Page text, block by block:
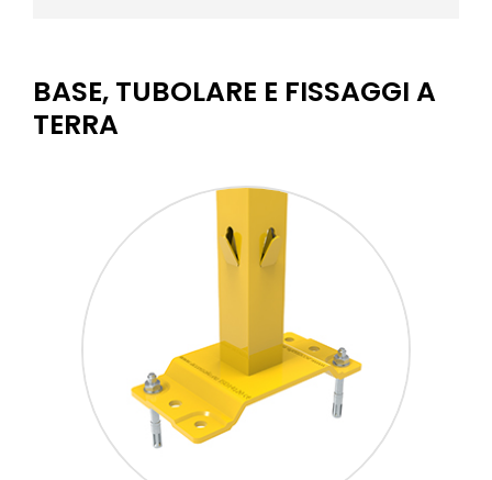
BASE, TUBOLARE E FISSAGGI A
TERRA